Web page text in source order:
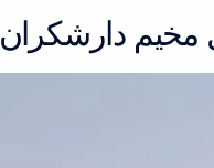
مخيم دارشكران